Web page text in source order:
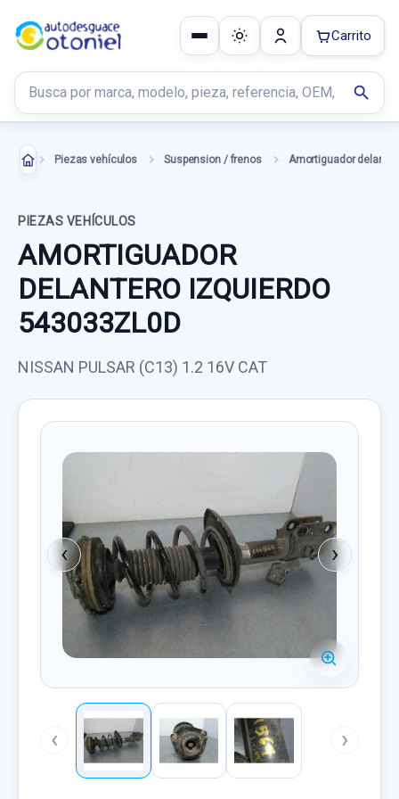
Buscar productos
search
Carrito
Piezas vehículos Suspension / frenos
PIEZAS VEHÍCULOS
AMORTIGUADOR
DELANTERO IZQUIERDO
543033ZL0D
NISSAN PULSAR (C13) 1.2 16V CAT
‹ ›
‹ ›